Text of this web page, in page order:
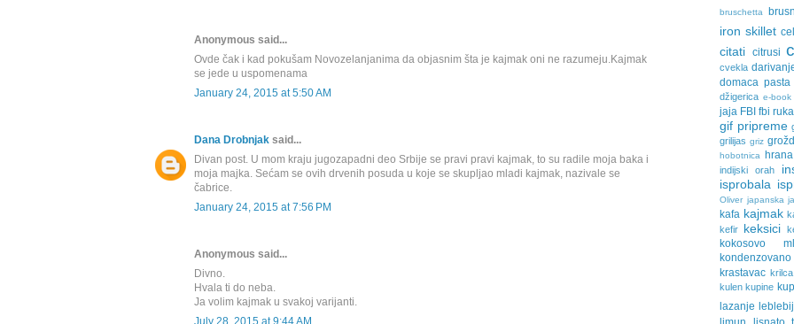
Anonymous said...
Ovde čak i kad pokušam Novozelanjanima da objasnim šta je kajmak oni ne razumeju.Kajmak
se jede u uspomenama
January 24, 2015 at 5:50 AM
Dana Drobnjak said...
Divan post. U mom kraju jugozapadni deo Srbije se pravi pravi kajmak, to su radile moja baka i
moja majka. Sećam se ovih drvenih posuda u koje se skupljao mladi kajmak, nazivale se
čabrice.
January 24, 2015 at 7:56 PM
Anonymous said...
Divno.
Hvala ti do neba.
Ja volim kajmak u svakoj varijanti.
July 28, 2015 at 9:44 AM
bruschetta
iron skillet
citati citrusi
cvekla
domaca pasta
džigerica e-book
jaja FBI fbi
gif pripreme
grilijas griz
hobotnica
indijski orah
isprobala
Oliver japanska
kafa kajmak
kefir keksici
kokosovo
krastavac krilca
kulen kupine
lazanje